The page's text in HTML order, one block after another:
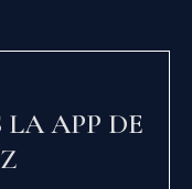
APP DE